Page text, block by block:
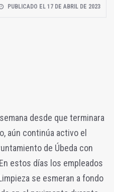
PUBLICADO EL 17 DE ABRIL DE 2023
desde que terminara
aún continúa activo el
de Úbeda con
estos días los empleados
se esmeran a fondo